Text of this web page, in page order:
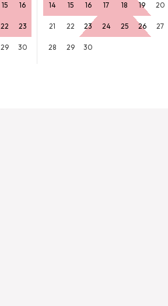
15 16
22 23
29 30
14 15 16 17 18 19 20
21 22 23 24 25 26 27
28 29 30